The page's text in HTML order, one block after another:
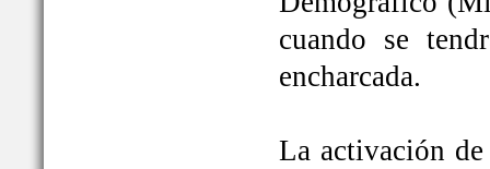
cuando se
encharcada.
La activación